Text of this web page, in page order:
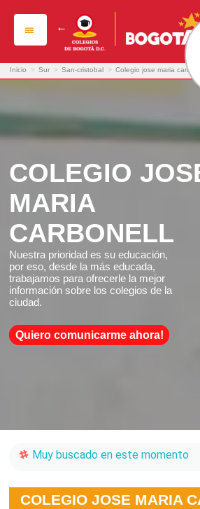
colegio jose maria carbonell
Inicio > Sur > San-cristobal > Colegio jose maria
COLEGIO
MARIA
CARBONELL
Nuestra prioridad es su educación,
por eso, desde la más educada,
trabajamos para ofrecerle la mejor
información sobre los colegios de la
ciudad.
Quiero comunicarme ahora!
Muy buscado en este momento
COLEGIO JOSE MARIA